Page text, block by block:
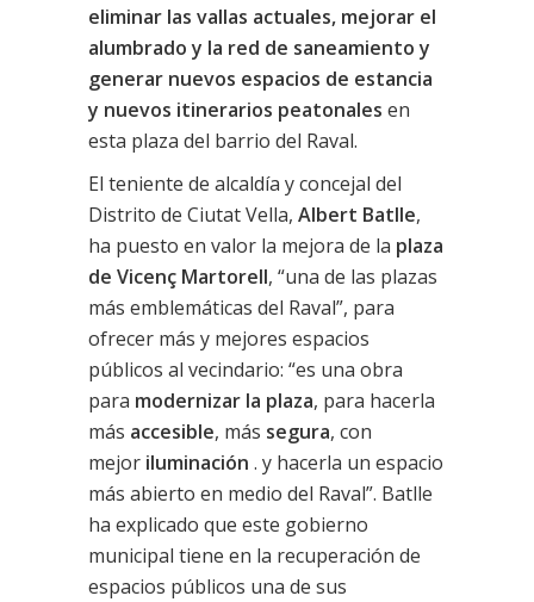
eliminar las vallas actuales, mejorar el
alumbrado y la red de saneamiento y
generar nuevos espacios de estancia
y nuevos itinerarios peatonales en
esta plaza del barrio del Raval.
El teniente de alcaldía y concejal del
Distrito de Ciutat Vella, Albert Batlle,
ha puesto en valor la mejora de la plaza
de Vicenç Martorell, “una de las plazas
más emblemáticas del Raval”, para
ofrecer más y mejores espacios
públicos al vecindario: “es una obra
para modernizar la plaza, para hacerla
más accesible, más segura, con
mejor iluminación . y hacerla un espacio
más abierto en medio del Raval”. Batlle
ha explicado que este gobierno
municipal tiene en la recuperación de
espacios públicos una de sus